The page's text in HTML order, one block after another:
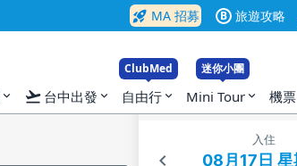
rocket_launch MA 招募 B 旅遊攻略
expand_more flight_takeoff 台中出發 expand_more
ClubMed
自由行 expand_more
迷你小團
Mini Tour expand_more 機票
入住